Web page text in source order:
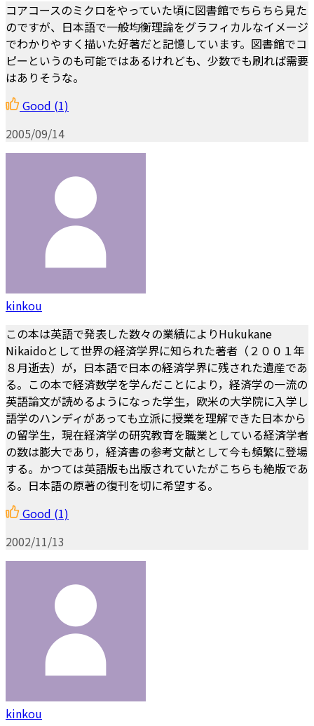
コアコースのミクロをやっていた頃に図書館でちらちら見た
のですが、日本語で一般均衡理論をグラフィカルなイメージ
でわかりやすく描いた好著だと記憶しています。図書館でコ
ピーというのも可能ではあるけれども、少数でも刷れば需要
はありそうな。
Good (1)
2005/09/14
kinkou
この本は英語で発表した数々の業績によりHukukane
Nikaidoとして世界の経済学界に知られた著者（２００１年
８月逝去）が，日本語で日本の経済学界に残された遺産であ
る。この本で経済数学を学んだことにより，経済学の一流の
英語論文が読めるようになった学生，欧米の大学院に入学し
語学のハンディがあっても立派に授業を理解できた日本から
の留学生，現在経済学の研究教育を職業としている経済学者
の数は膨大であり，経済書の参考文献として今も頻繁に登場
する。かつては英語版も出版されていたがこちらも絶版であ
る。日本語の原著の復刊を切に希望する。
Good (1)
2002/11/13
kinkou